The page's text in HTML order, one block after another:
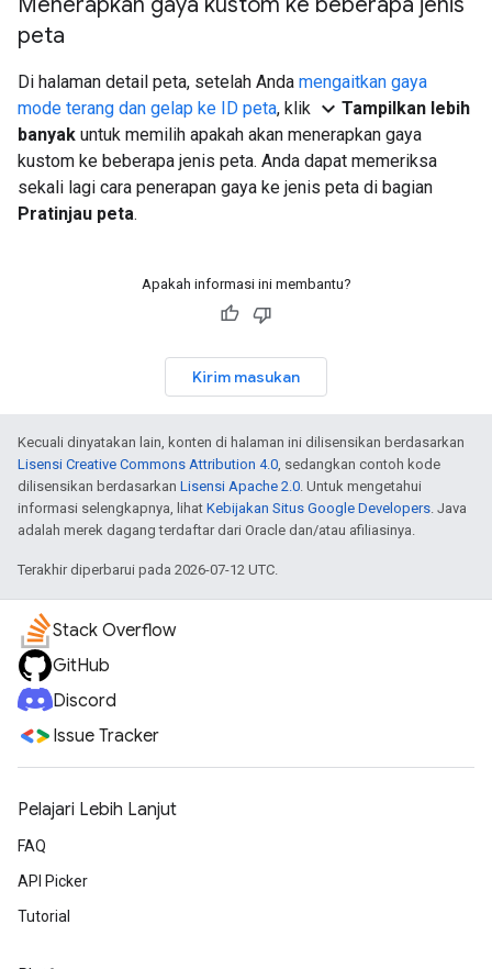
peta
Di halaman detail peta, setelah Anda mengaitkan gaya
mode terang dan gelap ke ID peta, klik expand_more Tampilkan lebih
banyak untuk memilih apakah akan menerapkan gaya
kustom ke beberapa jenis peta. Anda dapat memeriksa
sekali lagi cara penerapan gaya ke jenis peta di bagian
Pratinjau peta.
Apakah informasi ini membantu?
Kirim masukan
Kecuali dinyatakan lain, konten di halaman ini dilisensikan berdasarkan
Lisensi Creative Commons Attribution 4.0, sedangkan contoh kode
dilisensikan berdasarkan Lisensi Apache 2.0. Untuk mengetahui
informasi selengkapnya, lihat Kebijakan Situs Google Developers. Java
adalah merek dagang terdaftar dari Oracle dan/atau afiliasinya.
Terakhir diperbarui pada 2026-07-12 UTC.
Stack Overflow
GitHub
Discord
Issue Tracker
Pelajari Lebih Lanjut
FAQ
API Picker
Tutorial